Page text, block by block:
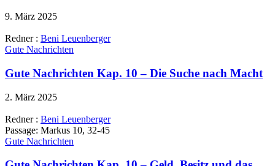
9. März 2025
Redner : Beni Leuenberger
Gute Nachrichten
Gute Nachrichten Kap. 10 – Die Suche nach Macht
2. März 2025
Redner : Beni Leuenberger
Passage: Markus 10, 32-45
Gute Nachrichten